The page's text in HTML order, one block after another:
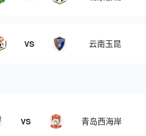
VS 云南玉昆
VS 青岛西海岸